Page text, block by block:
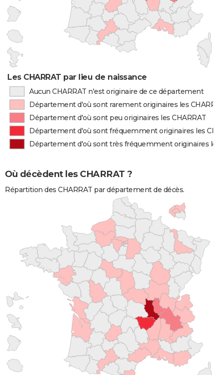
Les CHARRAT par lieu de naissance
Aucun CHARRAT n'est originaire de ce département
Département d'où sont rarement originaires les
Département d'où sont peu originaires les CHARRAT
Département d'où sont fréquemment originaires les
Département d'où sont très fréquemment originaires
Où décèdent les CHARRAT ?
Répartition des CHARRAT par département de décès.